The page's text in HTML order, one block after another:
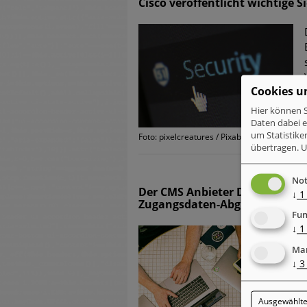
Foto: pixelcreatures / Pixabay
Der CMS Anbieter Drupal
Zugangsdaten-Abgriff
Cookies
Hier können
Daten dabei
um
übertragen.
↓ 1
↓ 1
↓ 3